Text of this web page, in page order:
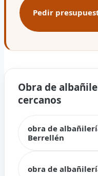
Pedir
Obra de
cercanos
obra de
Berrellén
obra de